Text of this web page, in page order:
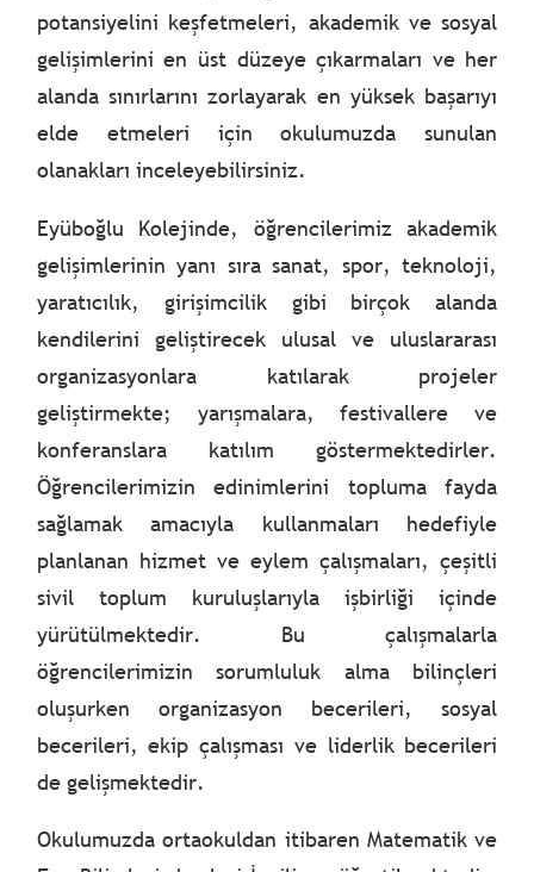
potansiyelini keşfetmeleri, akademik ve sosyal
gelişimlerini en üst düzeye çıkarmaları ve her
alanda sınırlarını zorlayarak en yüksek başarıyı
elde etmeleri için okulumuzda sunulan
olanakları inceleyebilirsiniz.
Eyüboğlu Kolejinde, öğrencilerimiz akademik
gelişimlerinin yanı sıra sanat, spor, teknoloji,
yaratıcılık, girişimcilik gibi birçok alanda
kendilerini geliştirecek ulusal ve uluslararası
organizasyonlara katılarak projeler
geliştirmekte; yarışmalara, festivallere ve
konferanslara katılım göstermektedirler.
Öğrencilerimizin edinimlerini topluma fayda
sağlamak amacıyla kullanmaları hedefiyle
planlanan hizmet ve eylem çalışmaları, çeşitli
sivil toplum kuruluşlarıyla işbirliği içinde
yürütülmektedir. Bu çalışmalarla
öğrencilerimizin sorumluluk alma bilinçleri
oluşurken organizasyon becerileri, sosyal
becerileri, ekip çalışması ve liderlik becerileri
de gelişmektedir.
Okulumuzda ortaokuldan itibaren Matematik ve